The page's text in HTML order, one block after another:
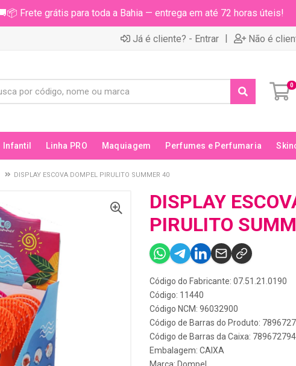
Frete grátis para toda a Bahia — entrega em até 72 horas úteis!
Já é cliente? - Entrar | Não é
0
Infantil Linha PRO Maquiagem Perfumes e Perfumaria
DISPLAY ESCOVA DOMPEL PIRULITO SUMMER 40
DISPLAY
PIRULITO
Código do Fabricante: 07.51.21.0190
Código: 11440
Código NCM: 96032900
Código de Barras do Produto:
Código de Barras da Caixa:
Embalagem: CAIXA